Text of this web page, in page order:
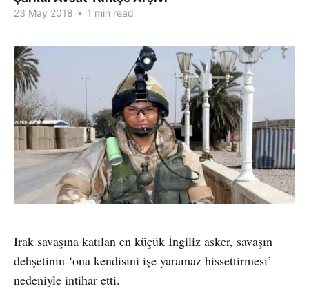
23 May 2018 • 1 min read
Irak savaşına katılan en küçük İngiliz asker, savaşın
dehşetinin ‘ona kendisini işe yaramaz hissettirmesi’
nedeniyle intihar etti.